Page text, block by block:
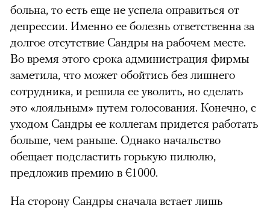
больна, то есть еще не успела оправиться от
депрессии. Именно ее болезнь ответственна за
долгое отсутствие Сандры на рабочем месте.
Во время этого срока администрация фирмы
заметила, что может обойтись без лишнего
сотрудника, и решила ее уволить, но сделать
это «лояльным» путем голосования. Конечно, с
уходом Сандры ее коллегам придется работать
больше, чем раньше. Однако начальство
обещает подсластить горькую пилюлю,
предложив премию в €1000.
На сторону Сандры сначала встает лишь